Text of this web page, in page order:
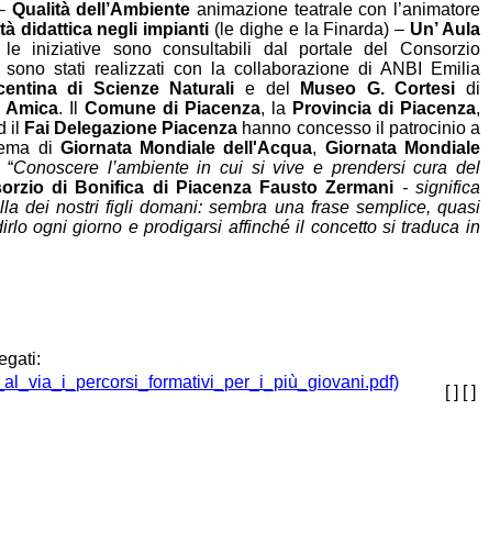
Qualità dell’Ambiente animazione teatrale con l’animatore
didattica negli impianti (le dighe e la Finarda) – Un’ Aula
iniziative sono consultabili dal portale del Consorzio
stati realizzati con la collaborazione di ANBI Emilia
di Scienze Naturali e del Museo G. Cortesi di
Amica. Il Comune di Piacenza, la Provincia di Piacenza,
il Fai Delegazione Piacenza hanno concesso il patrocinio a
di Giornata Mondiale dell'Acqua, Giornata Mondiale
“Conoscere l’ambiente in cui si vive e prendersi cura del
di Bonifica di Piacenza Fausto Zermani - significa
dei nostri figli domani: sembra una frase semplice, quasi
ogni giorno e prodigarsi affinché il concetto si traduca in
[ ] [ ]